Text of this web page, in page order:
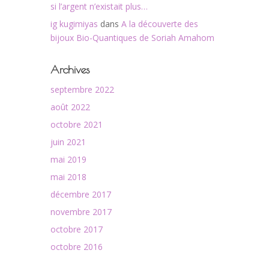
si l’argent n’existait plus…
ig kugimiyas dans A la découverte des
bijoux Bio-Quantiques de Soriah Amahom
Archives
septembre 2022
août 2022
octobre 2021
juin 2021
mai 2019
mai 2018
décembre 2017
novembre 2017
octobre 2017
octobre 2016